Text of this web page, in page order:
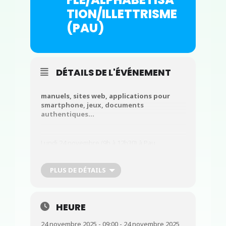
TION/ILLETTRISME
(PAU)
DÉTAILS DE L'ÉVÉNEMENT
manuels, sites web, applications pour
smartphone, jeux, documents
authentiques…
Attention, il reste des places, ne tardez
pas à vous inscrire !
Matinée en présentiel animée par Marie-Claire
PLUS DE DÉTAILS
HEURE
24 novembre 2025 - 09:00 - 24 novembre 2025